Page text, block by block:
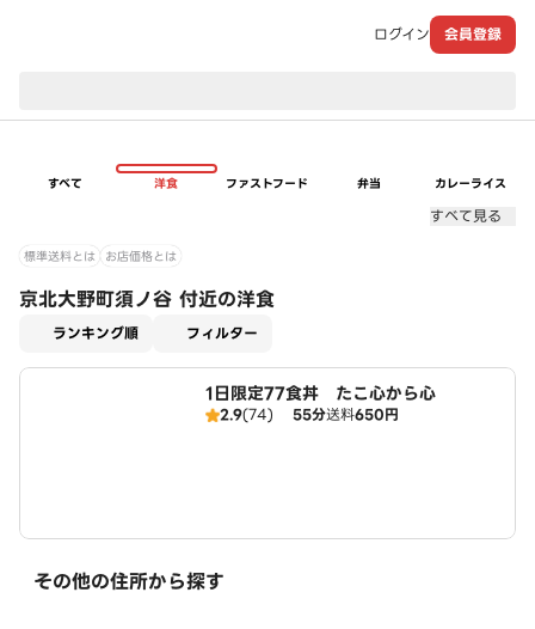
ログイン 会員登録
すべて 洋食 ファストフード 弁当 カレーライス
すべて見る
標準送料とは お店価格とは
京北大野町須ノ谷 付近の洋食
ランキング順 フィルター
1日限定77食丼 たこ心から心
2.9(74) 55分送料650円
その他の住所から探す